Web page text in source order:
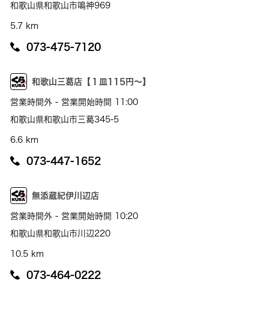
和歌山県和歌山市鳴神969
5.7 km
073-475-7120
和歌山三葛店【１皿115円～】
営業時間外 - 営業開始時間 11:00
和歌山県和歌山市三葛345-5
6.6 km
073-447-1652
無添蔵紀伊川辺店
営業時間外 - 営業開始時間 10:20
和歌山県和歌山市川辺220
10.5 km
073-464-0222